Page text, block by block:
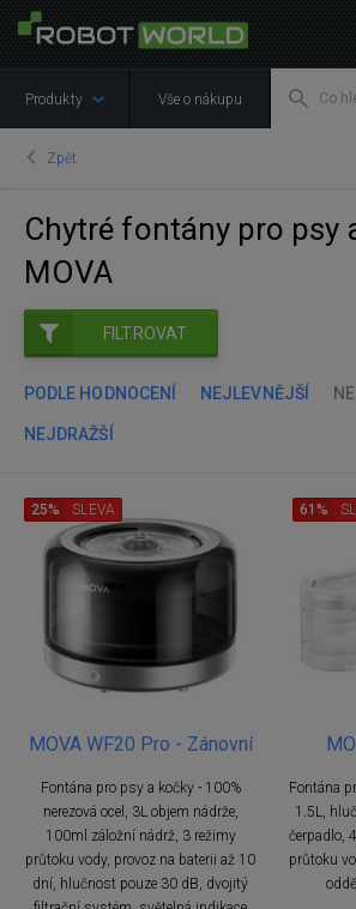
Produkty Vše o nákupu
Zpět
Chytré fontány pro psy
MOVA
FILTROVAT
PODLE HODNOCENÍ NEJLEVNĚJŠÍ
NEJDRAŽŠÍ
MOVA WF20 Pro - Zánovní
Fontána pro psy a kočky - 100%
nerezová ocel, 3L objem nádrže,
100ml záložní nádrž, 3 režimy
průtoku vody, provoz na baterii až 10
dní, hlučnost pouze 30 dB, dvojitý
25% SLEVA
Fontána
1.5L,
čerpadlo,
průtoku
61%